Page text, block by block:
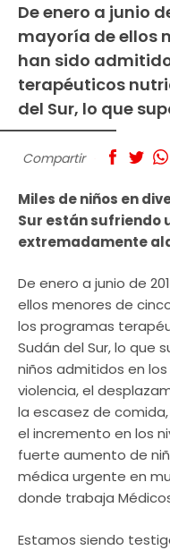
De enero a junio
mayoría de ellos
han sido
terapéuticos
del Sur, lo que
Compartir
Miles de niños en
Sur están sufriendo
extremadamente
De enero a junio de
ellos menores de
los programas
Sudán del Sur, lo que
niños admitidos en los
violencia, el
la escasez de
el incremento en los
fuerte aumento de
médica urgente en
donde trabaja
Estamos siendo